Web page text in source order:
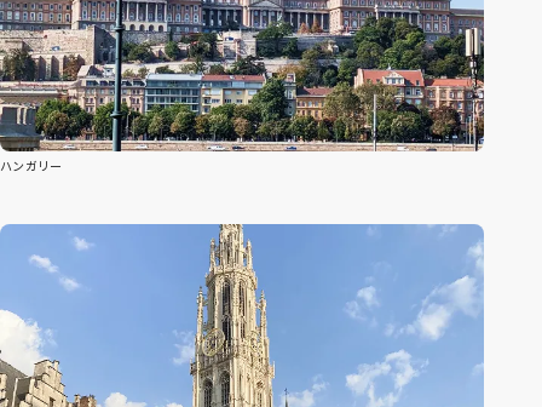
ハンガリー